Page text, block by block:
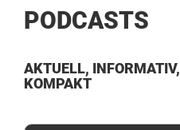
PODCASTS
AKTUELL, INFORMATIV,
KOMPAKT